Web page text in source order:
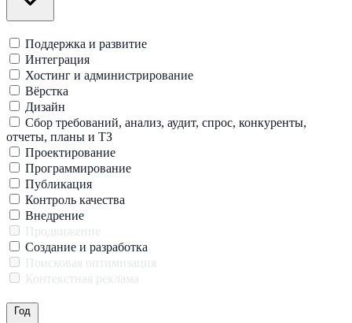
Поддержка и развитие
Интеграция
Хостинг и администрирование
Вёрстка
Дизайн
Сбор требований, анализ, аудит, спрос, конкуренты,
отчеты, планы и ТЗ
Проектирование
Программирование
Публикация
Контроль качества
Внедрение
Продвижение
Создание и разработка
Поисковая оптимизация
Контекстная реклама
Год